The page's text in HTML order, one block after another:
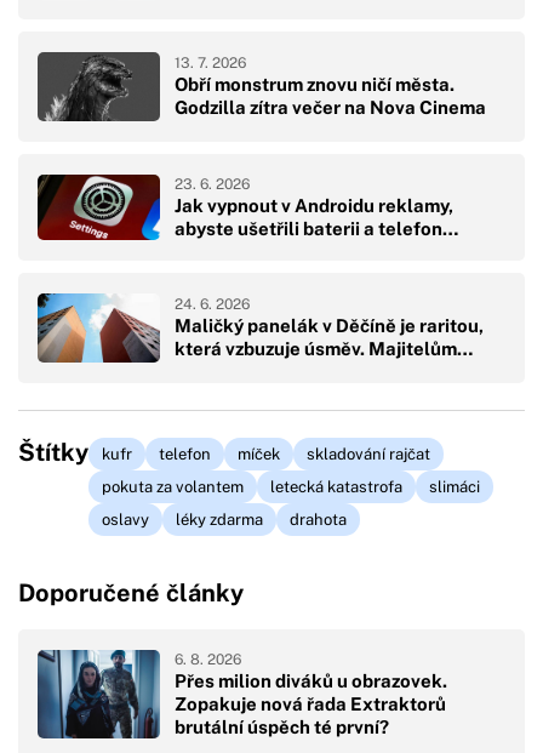
Obří monstrum znovu ničí města.
Godzilla zítra večer na Nova Cinema
13. 7. 2026
Jak vypnout v Androidu reklamy,
abyste ušetřili baterii a telefon…
23. 6. 2026
Maličký panelák v Děčíně je raritou,
která vzbuzuje úsměv. Majitelům…
24. 6. 2026
Štítky kufr telefon míček
skladování rajčat
pokuta za volantem
letecká katastrofa
slimáci
oslavy
léky zdarma drahota
Doporučené články
Přes milion diváků u obrazovek.
Zopakuje nová řada Extraktorů
brutální úspěch té první?
6. 8. 2026